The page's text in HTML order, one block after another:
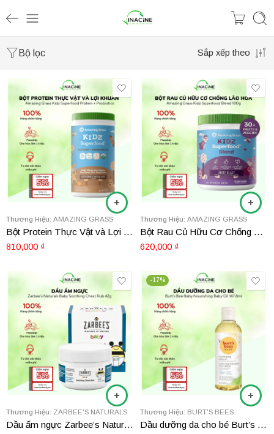
Bộ lọc Sắp xếp theo
Thương Hiệu: AMAZING GRASS
Bột Protein Thực Vật và Lợi Khuẩn Amazing Grass Kidz Superfood Protein + Probiotics
810,000 ₫
Thương Hiệu: AMAZING GRASS
Bột Rau Củ Hữu Cơ Chống Lão Hóa Amazing Grass Kidz Superfood Blend 180g
620,000 ₫
Thương Hiệu: ZARBEE'S NATURALS
Dầu ấm ngực Zarbee’s Naturals Baby Soothing Chest Rub 42g
-17%
Thương Hiệu: BURT'S BEES
Dầu dưỡng da cho bé Burt’s Bees Baby Nourishing Baby Oil 147.8ml